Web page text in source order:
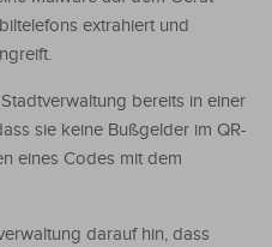
extrahiert und
bereits in einer
sie keine Bußgelder im QR-
eines Codes mit dem
darauf hin, dass